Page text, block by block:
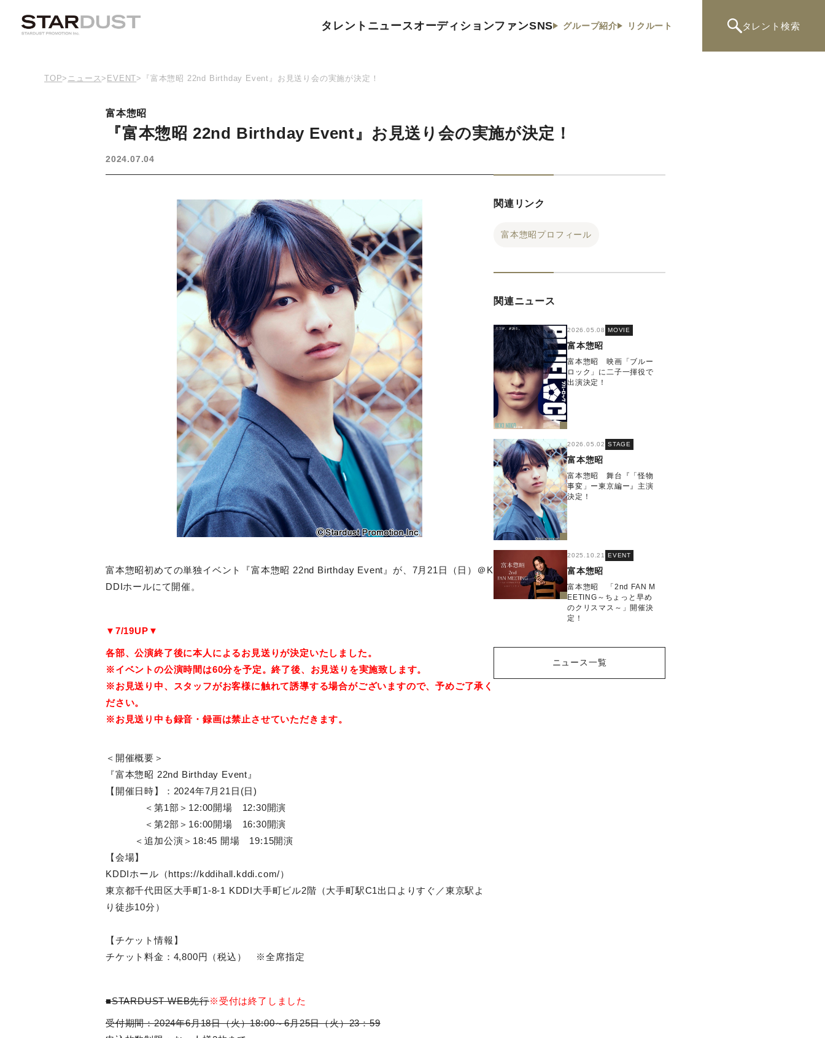
タレント ニュースオーディションファンSNS グループ紹介 リクルート タレント 検索
TOP> ニュース> EVENT> 『富本惣昭 22nd Birthday Event』お見送り会の実施が決定！
富本惣昭
『富本惣昭 22nd Birthday Event』お見送り会の実施が決定！
2024.07.04
富本惣昭初めての単独イベント『富本惣昭 22nd Birthday Event』が、7月21日（日）＠K
DDIホールにて開催。
▼7/19UP▼
各部、公演終了後に本人によるお見送りが決定いたしました。
※イベントの公演時間は60分を予定。終了後、お見送りを実施致します。
※お見送り中、スタッフがお客様に触れて誘導する場合がございますので、予めご了承く
ださい。
※お見送り中も録音・録画は禁止させていただきます。
＜開催概要＞
『富本惣昭 22nd Birthday Event』
【開催日時】：2024年7月21日(日)
＜第1部＞12:00開場 12:30開演
＜第2部＞16:00開場 16:30開演
＜追加公演＞18:45 開場 19:15開演
【会場】
KDDIホール（https://kddihall.kddi.com/）
東京都千代田区大手町1-8-1 KDDI大手町ビル2階（大手町駅C1出口よりすぐ／東京駅よ
り徒歩10分）
【チケット情報】
チケット料金：4,800円（税込） ※全席指定
■STARDUST WEB先行※受付は終了しました
受付期間：2024年6月18日（火）18:00～6月25日（火）23：59
関連リンク
富本惣昭プロフィール
関連ニュース
2026.05.08 MOVIE
富本惣昭
富本惣昭 映画「ブルー
ロック」に二子一揮役で
出演決定！
2026.05.02 STAGE
富本惣昭
富本惣昭 舞台『「怪物
事変」ー東京編ー』主演
決定！
2025.10.21 EVENT
富本惣昭
富本惣昭 「2nd FAN M
EETING～ちょっと早め
のクリスマス～」開催決
定！
ニュース一覧